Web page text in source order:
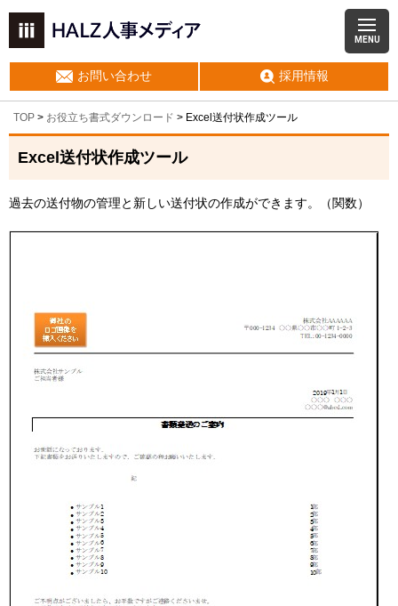
MENU
お問い合わせ 採用情報
TOP > お役立ち書式ダウンロード > Excel送付状作成ツール
Excel送付状作成ツール
過去の送付物の管理と新しい送付状の作成ができます。（関数）